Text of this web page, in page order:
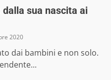
sua nascita ai
2020
dai bambini e non solo.